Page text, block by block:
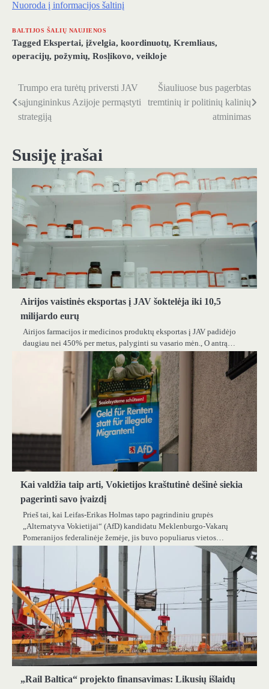
Nuoroda į informacijos šaltinį
BALTIJOS ŠALIŲ NAUJIENOS
Tagged Ekspertai, įžvelgia, koordinuotų, Kremliaus,
operacijų, požymių, Rosļikovo, veikloje
Navigacija
tarp
Trumpo era turėtų priversti JAV
sąjungininkus Azijoje permąstyti
strategiją
Šiauliuose bus pagerbtas
tremtinių ir politinių kalinių
atminimas
Susiję įrašai
Airijos vaistinės eksportas į JAV šoktelėja iki 10,5
milijardo eurų
Airijos farmacijos ir medicinos produktų eksportas į JAV padidėjo
daugiau nei 450% per metus, palyginti su vasario mėn., O antrą…
Kai valdžia taip arti, Vokietijos kraštutinė dešinė siekia
pagerinti savo įvaizdį
Prieš tai, kai Leifas-Erikas Holmas tapo pagrindiniu grupės
„Alternatyva Vokietijai“ (AfD) kandidatu Meklenburgo-Vakarų
Pomeranijos federalinėje žemėje, jis buvo populiarus vietos…
„Rail Baltica“ projekto finansavimas: Likusių išlaidų